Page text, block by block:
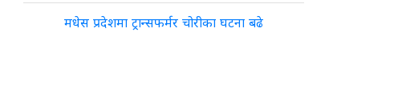
मधेस प्रदेशमा ट्रान्सफर्मर चोरीका घटना बढे